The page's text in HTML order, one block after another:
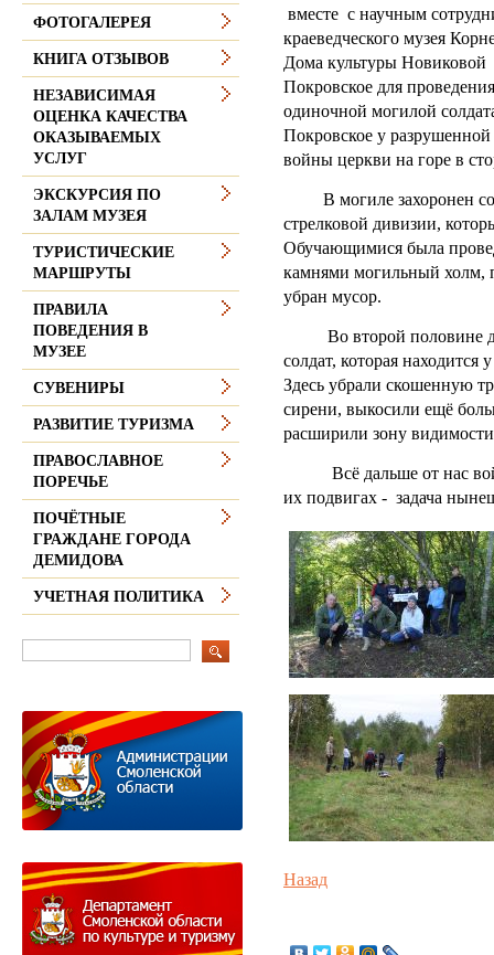
вместе с научным
краеведческого музея
Дома культуры
Покровское для
одиночной могилой
Покровское у
войны церкви на горе в
В могиле захоронен
стрелковой дивизии,
Обучающимися была
камнями могильный холм,
убран мусор.
Во второй половине
солдат, которая
Здесь убрали скошенную
сирени, выкосили ещё
расширили зону
Всё дальше от нас
их подвигах - задача
Назад
ФОТОГАЛЕРЕЯ
КНИГА ОТЗЫВОВ
НЕЗАВИСИМАЯ
ОЦЕНКА КАЧЕСТВА
ОКАЗЫВАЕМЫХ
УСЛУГ
ЭКСКУРСИЯ ПО
ЗАЛАМ МУЗЕЯ
ТУРИСТИЧЕСКИЕ
МАРШРУТЫ
ПРАВИЛА
ПОВЕДЕНИЯ В
МУЗЕЕ
СУВЕНИРЫ
РАЗВИТИЕ ТУРИЗМА
ПРАВОСЛАВНОЕ
ПОРЕЧЬЕ
ПОЧЁТНЫЕ
ГРАЖДАНЕ ГОРОДА
ДЕМИДОВА
УЧЕТНАЯ ПОЛИТИКА